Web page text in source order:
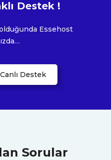
Destek !
Essehost
Canlı Destek
Sorular